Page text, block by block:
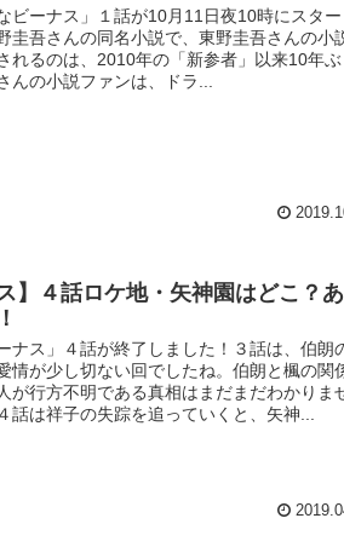
ビーナス」１話が10月11日夜10時にスター
圭吾さんの同名小説で、東野圭吾さんの小
れるのは、2010年の「新参者」以来10年
んの小説ファンは、ドラ...
】４話ロケ地・矢神園はどこ？
ナス」４話が終了しました！３話は、伯朗
情が少し切ない回でしたね。伯朗と楓の関
が行方不明である真相はまだまだわかりま
話は祥子の失踪を追っていくと、矢神...